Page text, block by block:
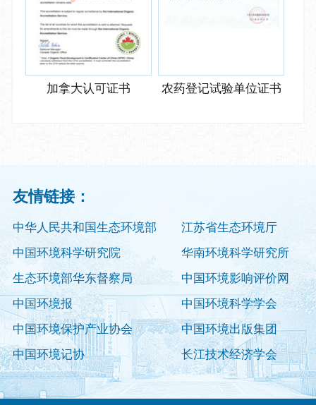
加拿大认可证书 农药登记试验单位证书
友情链接：
中华人民共和国生态环境部
江苏省生态环境厅
中国环境科学研究院
华南环境科学研究所
生态环境部华东督察局
中国环境影响评价网
中国环境报
中国环境科学学会
中国环境保护产业协会
中国环境出版集团
中国环境记协
长江技术经济学会